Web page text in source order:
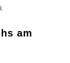
am